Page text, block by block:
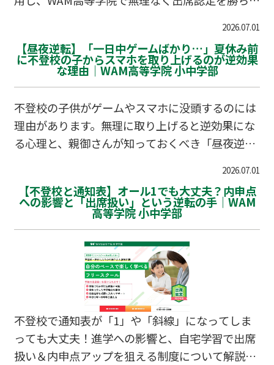
2026.07.01
【昼夜逆転】「一日中ゲームばかり…」夏休み前
に不登校の子からスマホを取り上げるのが逆効果
な理由｜WAM高等学院 小中学部
不登校の子供がゲームやスマホに没頭するのには
理由があります。無理に取り上げると逆効果にな
る心理と、親御さんが知っておくべき「昼夜逆
2026.07.01
【不登校と通知表】オール1でも大丈夫？内申点
への影響と「出席扱い」という逆転の手｜WAM
高等学院 小中学部
不登校で通知表が「1」や「斜線」になってしま
っても大丈夫！進学への影響と、自宅学習で出席
扱い＆内申点アップを狙える制度について解説し